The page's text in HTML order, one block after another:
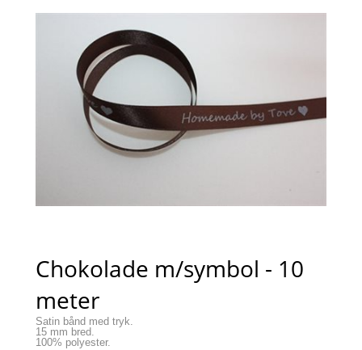
Chokolade m/symbol - 10
meter
Satin bånd med tryk.
15 mm bred.
100% polyester.